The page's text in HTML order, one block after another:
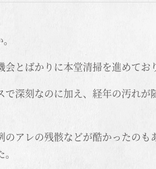
とばかりに本堂清掃を進めてお
深刻なのに加え、経年の汚れが
アレの残骸などが酷かったのも